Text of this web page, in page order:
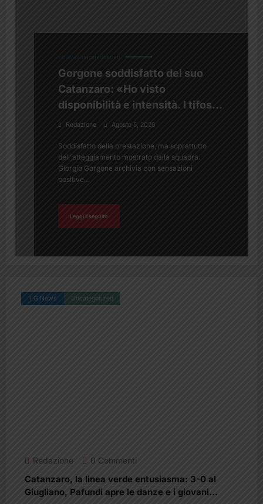
ILG NEWS UNCATEGORIZED
Gorgone soddisfatto del suo
Catanzaro: «Ho visto
disponibilità e intensità. I tifosi?
Sono un valore aggiunto»
Redazione Agosto 5, 2026
Soddisfatto della prestazione, ma soprattutto
dell'atteggiamento mostrato dalla squadra.
Giorgio Gorgone archivia con sensazioni
positive…
Leggi il seguito
ILG News Uncategorized
Redazione 0 Commenti
Catanzaro, la linea verde entusiasma: 3-0 al
Giugliano, Pafundi apre le danze e i giovani